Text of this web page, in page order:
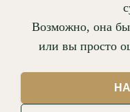
Возможно, она
или вы просто